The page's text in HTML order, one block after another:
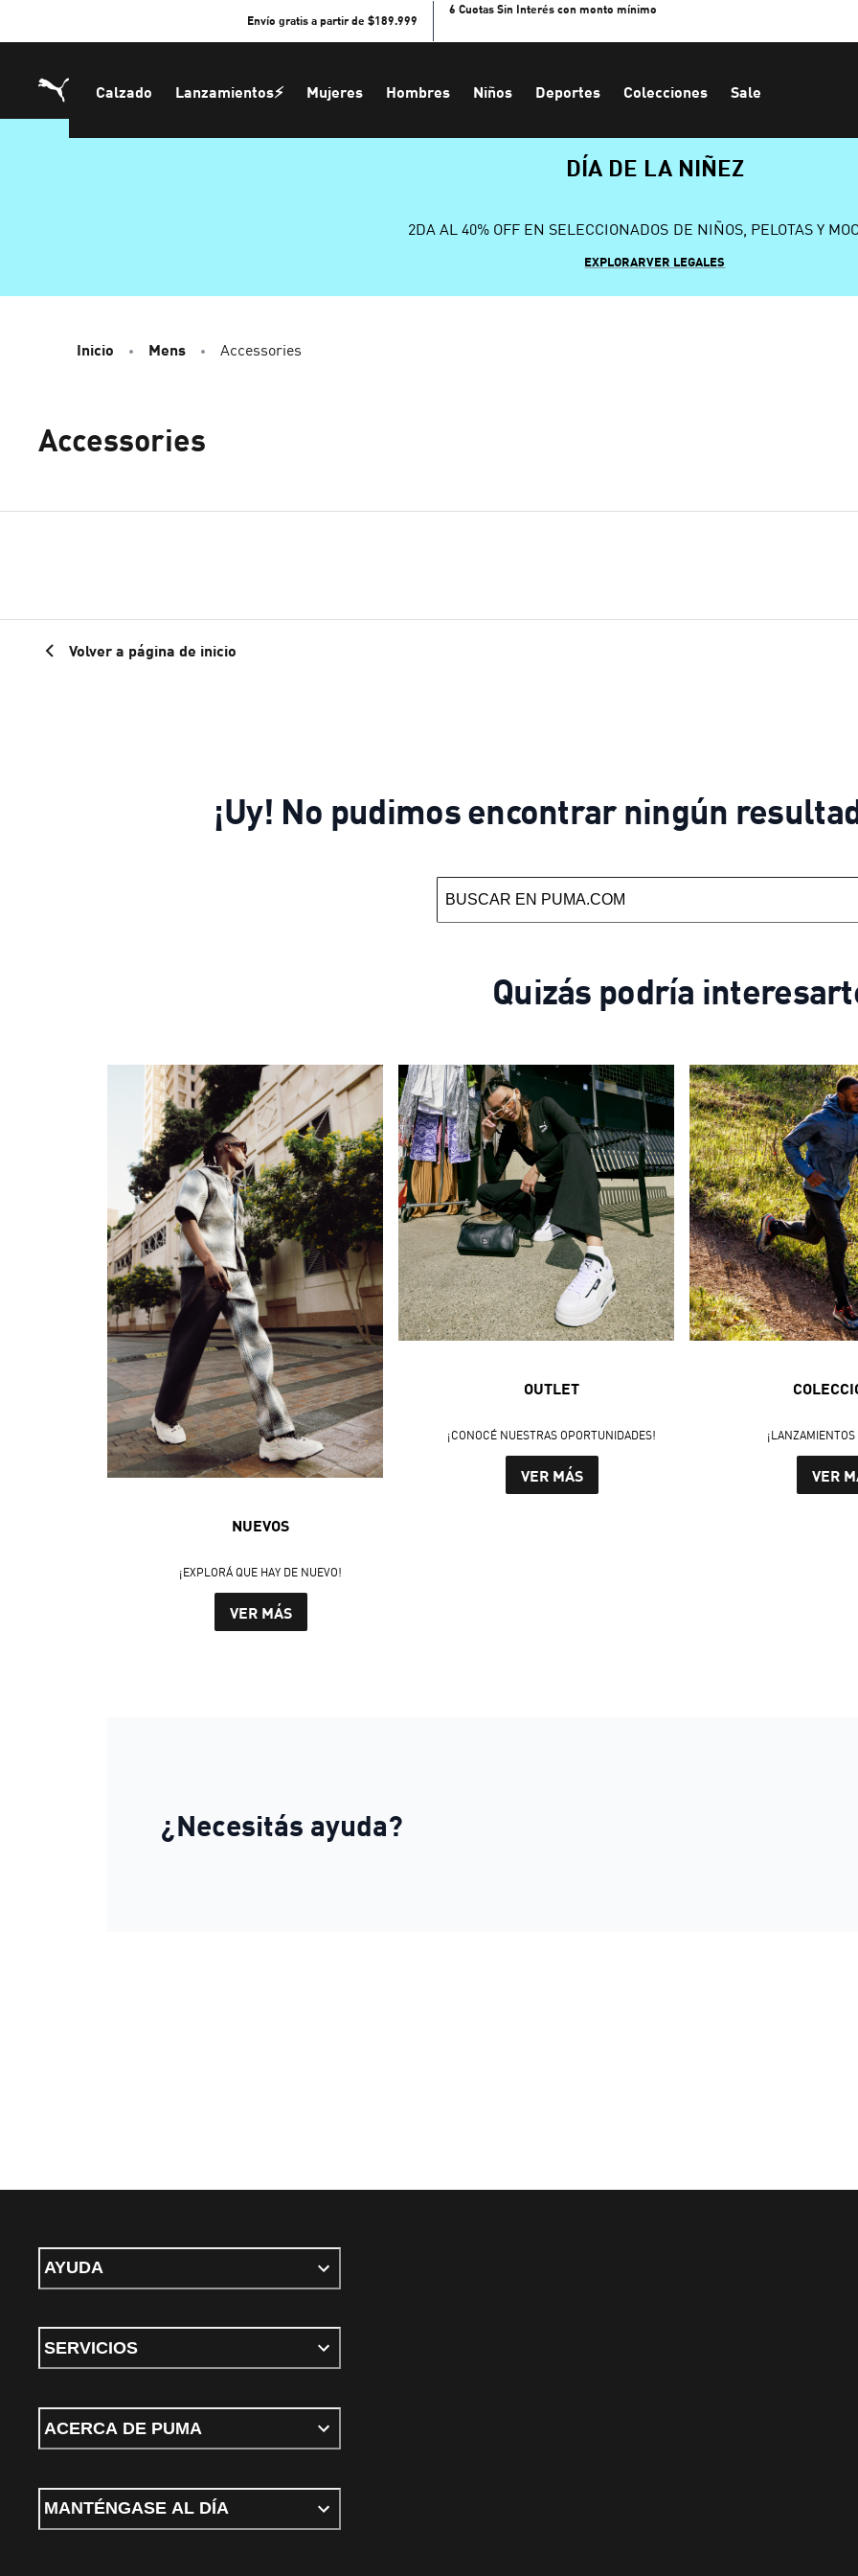
Envío gratis a partir de $189.999
6 Cuotas Sin Interés con monto mínimo
Calzado Lanzamientos⚡ Mujeres Hombres Niños Deportes Colecciones Sale
DÍA DE LA NIÑEZ
2DA AL 40% OFF EN SELECCIONADOS DE NIÑOS, PELOTAS Y
EXPLORARVER LEGALES
Inicio Mens Accessories
Accessories
Volver a página de inicio
¡Uy! No pudimos encontrar ningún
Quizás podría
NUEVOS
¡EXPLORÁ QUE HAY DE NUEVO!
VER MÁS
OUTLET
¡CONOCÉ NUESTRAS OPORTUNIDADES!
VER MÁS VER
¿Necesitás ayuda?
AYUDA
SERVICIOS
ACERCA DE PUMA
MANTÉNGASE AL DÍA